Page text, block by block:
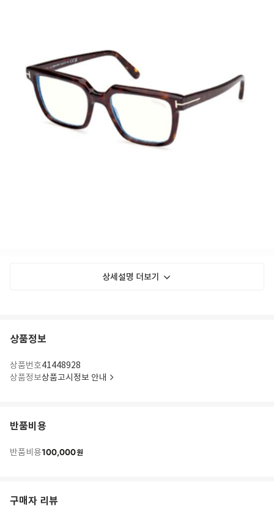
상세설명 더보기
상품정보
상품번호41448928
상품정보상품고시정보 안내
반품비용
반품비용100,000원
구매자 리뷰